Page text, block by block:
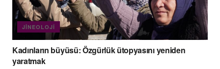
JINEOLOJÎ
Kadınların büyüsü: Özgürlük ütopyasını yeniden
yaratmak